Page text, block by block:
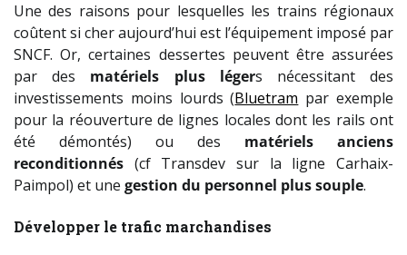
Une des raisons pour lesquelles les trains régionaux
coûtent si cher aujourd’hui est l’équipement imposé par
SNCF. Or, certaines dessertes peuvent être assurées
par des matériels plus légers nécessitant des
investissements moins lourds (Bluetram par exemple
pour la réouverture de lignes locales dont les rails ont
été démontés) ou des matériels anciens
reconditionnés (cf Transdev sur la ligne Carhaix-
Paimpol) et une gestion du personnel plus souple.
Développer le trafic marchandises